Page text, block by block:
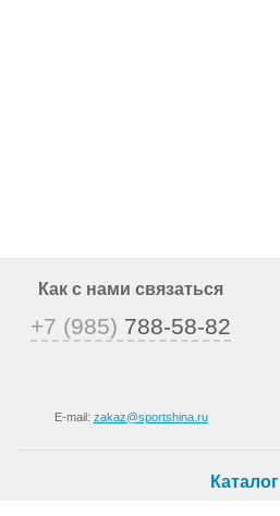
Как с нами связаться
+7 (985) 788-58-82
E-mail: zakaz@sportshina.ru
Каталог